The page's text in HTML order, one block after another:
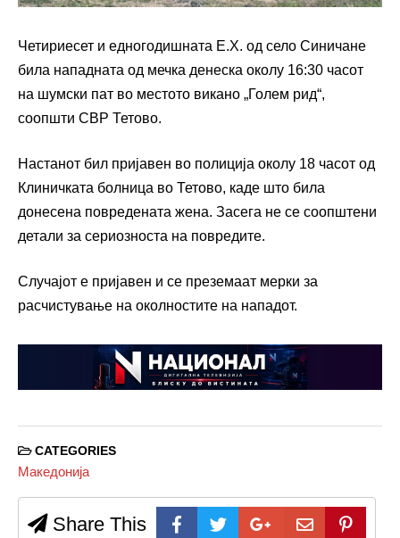
Четириесет и едногодишната Е.Х. од село Синичане
била нападната од мечка денеска околу 16:30 часот
на шумски пат во местото викано „Голем рид“,
соопшти СВР Тетово.
Настанот бил пријавен во полиција околу 18 часот од
Клиничката болница во Тетово, каде што била
донесена повредената жена. Засега не се соопштени
детали за сериозноста на повредите.
Случајот е пријавен и се преземаат мерки за
расчистување на околностите на нападот.
CATEGORIES
Македонија
Share This